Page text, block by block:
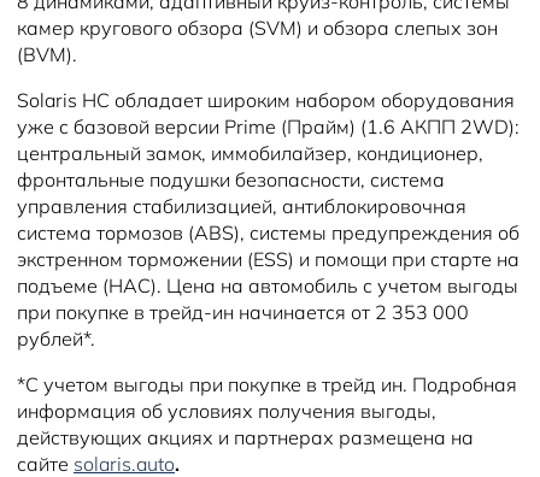
камер кругового обзора (SVM) и обзора слепых зон
(BVM).
Solaris HC обладает широким набором оборудования
уже с базовой версии Prime (Прайм) (1.6 АКПП 2WD):
центральный замок, иммобилайзер, кондиционер,
фронтальные подушки безопасности, система
управления стабилизацией, антиблокировочная
система тормозов (ABS), системы предупреждения об
экстренном торможении (ESS) и помощи при старте на
подъеме (HAC). Цена на автомобиль с учетом выгоды
при покупке в трейд-ин начинается от 2 353 000
рублей*.
*С учетом выгоды при покупке в трейд ин. Подробная
информация об условиях получения выгоды,
действующих акциях и партнерах размещена на
сайте solaris.auto.